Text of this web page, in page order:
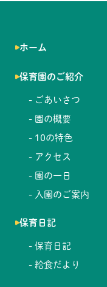
ホーム
保育園のご紹介
- ごあいさつ
- 園の概要
- 10の特色
- アクセス
- 園の一日
- 入園のご案内
保育日記
- 保育日記
- 給食だより